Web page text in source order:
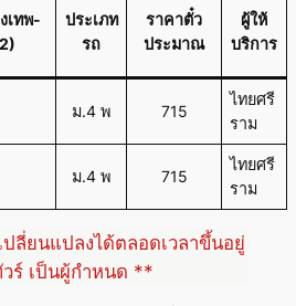
เทพ-
ประเภท
รถ
ราคาตั๋ว
ประมาณ
ผู้ให้
บริการ
ม.4 พ 715
ไทยศรี
ราม
ม.4 พ 715
ไทยศรี
ราม
ลี่ยนแปลงได้ตลอดเวลาขึ้นอยู่
ร์ เป็นผู้กำหนด **